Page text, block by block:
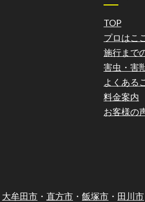
TOP
プロはこ
施行まで
害虫・害
よくある
料金案内
お客様の
大牟田市 ・ 直方市 ・ 飯塚市 ・ 田川市